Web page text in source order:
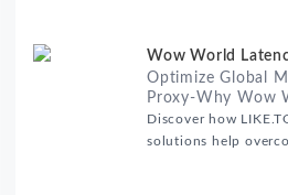
Wow World
Optimize Global
Proxy-Why Wow
Global Marketing
Discover how
solutions help